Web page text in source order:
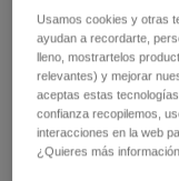
Guantes
Gafas de
Gafas de
Calcetines
Camisetas y tops
Sudaderas
Chaquetas
Pantalones
Moto
Cascos
Camisetas
Usamos cookies y otras
ayudan a recordarte,
lleno, mostrartelos
relevantes) y mejorar
aceptas estas
confianza recopilemos,
interacciones en la web
¿Quieres más